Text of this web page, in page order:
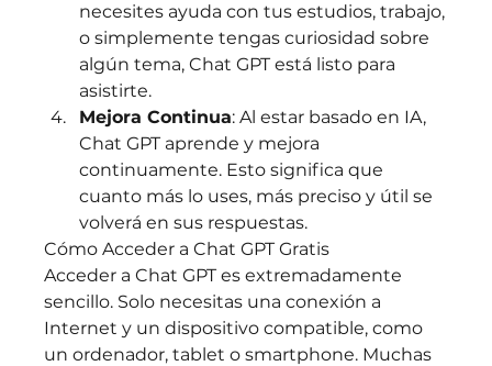
necesites ayuda con tus estudios, trabajo,
o simplemente tengas curiosidad sobre
algún tema, Chat GPT está listo para
asistirte.
Mejora Continua: Al estar basado en IA,
Chat GPT aprende y mejora
continuamente. Esto significa que
cuanto más lo uses, más preciso y útil se
volverá en sus respuestas.
Cómo Acceder a Chat GPT Gratis
Acceder a Chat GPT es extremadamente
sencillo. Solo necesitas una conexión a
Internet y un dispositivo compatible, como
un ordenador, tablet o smartphone. Muchas